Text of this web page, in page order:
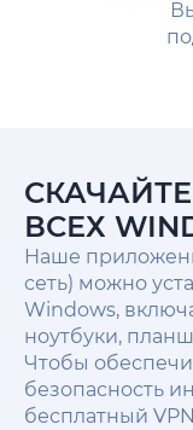
СКАЧАЙТЕ
ВСЕХ
Наше
сеть) можно
Windows,
ноутбуки,
Чтобы
безопасность
бесплатный